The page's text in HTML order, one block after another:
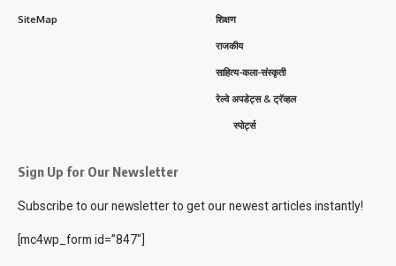
SiteMap शिक्षण
राजकीय
साहित्य-कला-संस्कृती
रेल्वे अपडेट्स & ट्रॅव्हल
स्पोर्ट्स
Sign Up for Our Newsletter
Subscribe to our newsletter to get our newest articles instantly!
[mc4wp_form id=”847″]